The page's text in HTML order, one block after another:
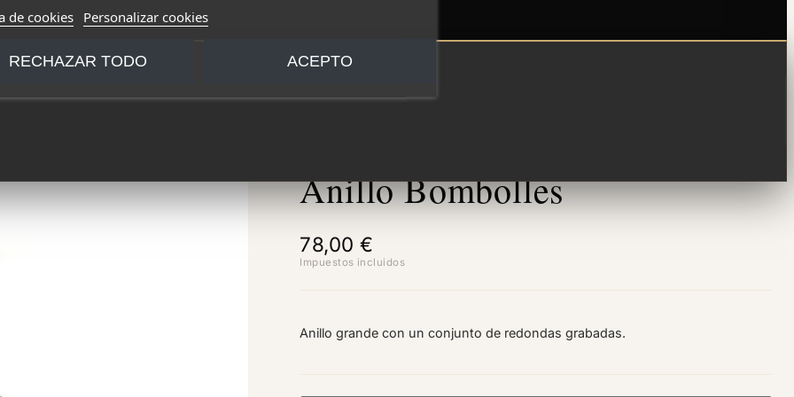
Anillo Bombolles
78,00 €
Impuestos incluidos
Anillo grande con un conjunto de redondas grabadas.
de cookies Personalizar cookies
RECHAZAR TODO ACEPTO